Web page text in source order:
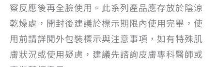
察反應後再全臉使用。此系列產品應存放於陰涼
乾燥處，開封後建議於標示期限內使用完畢，使
用前請詳閱外包裝標示與注意事項，如有特殊肌
膚狀況或使用疑慮，建議先諮詢皮膚專科醫師或